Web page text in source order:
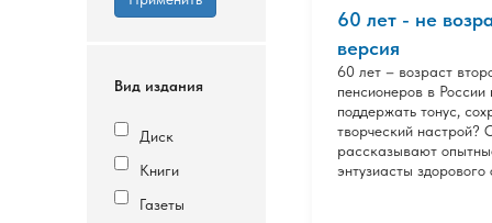
Вид издания
Диск
Книги
Газеты
60 лет - не
версия
60 лет – возраст
пенсионеров в
поддержать тонус,
творческий настрой?
рассказывают
энтузиасты